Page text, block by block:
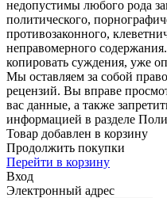
недопустимы любого рода
политического,
противозаконного,
неправомерного
копировать суждения, уже
Мы оставляем за собой
рецензий. Вы вправе
вас данные, а также
информацией в разделе
Товар добавлен в корзину
Продолжить покупки
Перейти в корзину
Вход
Электронный адрес